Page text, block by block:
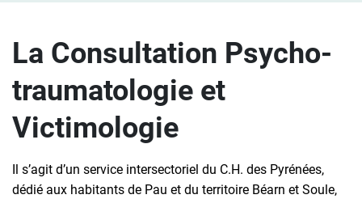
La Consultation Psycho-
traumatologie et
Victimologie
Il s’agit d’un service intersectoriel du C.H. des Pyrénées,
dédié aux habitants de Pau et du territoire Béarn et Soule,